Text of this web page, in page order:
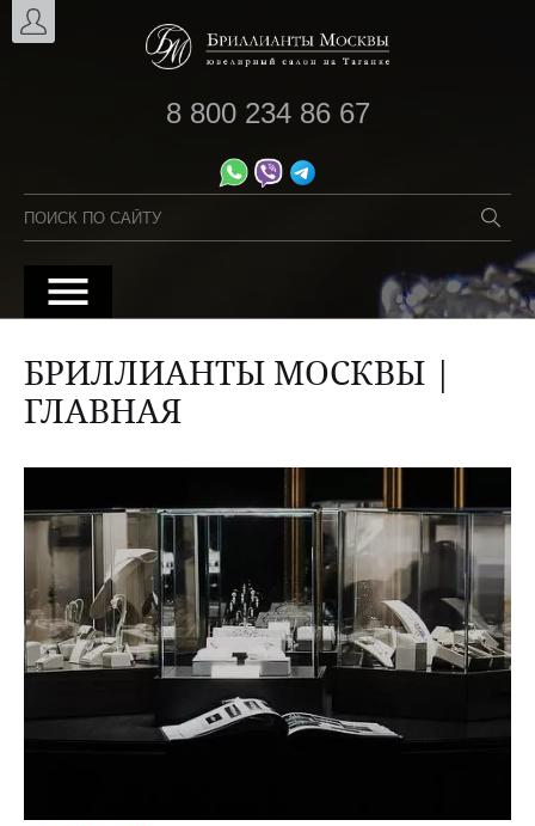
8 800 234 86 67
БРИЛЛИАНТЫ МОСКВЫ |
ГЛАВНАЯ